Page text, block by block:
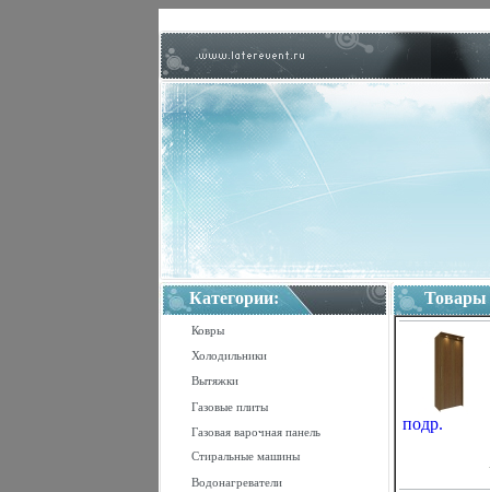
Категории:
Ковры
Холодильники
Вытяжки
Газовые плиты
Газовая варочная панель
Стиральные машины
Водонагреватели
Товары
подр.